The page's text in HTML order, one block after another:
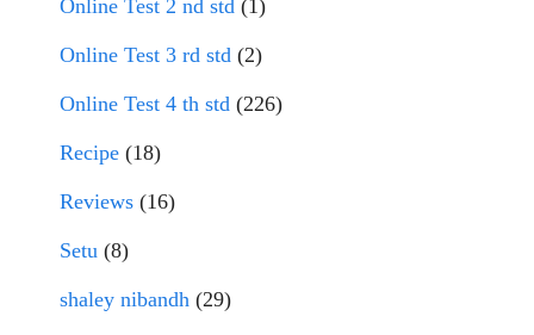
Online Test 2 nd std (1)
Online Test 3 rd std (2)
Online Test 4 th std (226)
Recipe (18)
Reviews (16)
Setu (8)
shaley nibandh (29)